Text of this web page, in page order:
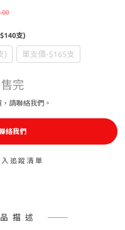
支)
) 單支價-$165支
售完
請聯絡我們。
絡我們
入追蹤清單
描述